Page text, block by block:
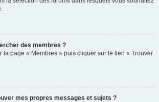
des membres ?
la page « Membres » puis cliquer sur le lien « Trouver
mes propres messages et sujets ?